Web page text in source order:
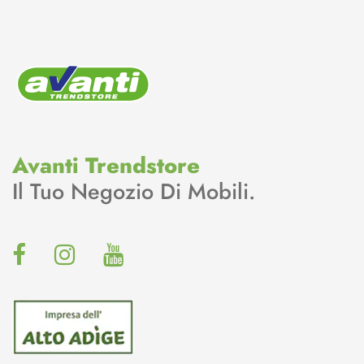
Avanti Trendstore
Il Tuo Negozio Di Mobili.